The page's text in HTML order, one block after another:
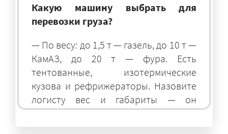
Какую машину выбрать для
перевозки груза?
— По весу: до 1,5 т — газель, до 10 т —
КамАЗ, до 20 т — фура. Есть
тентованные, изотермические
кузова и рефрижераторы. Назовите
логисту вес и габариты — он
подберёт оптимальный транспорт.